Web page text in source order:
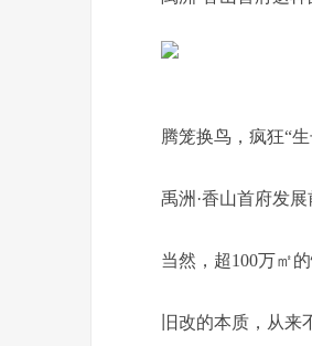
腾笼换鸟，疯狂“生
禹洲·香山首府发
当然，超100万㎡
旧改的本质，从